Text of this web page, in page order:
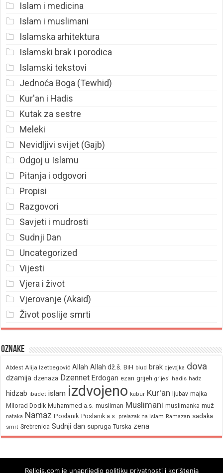
Islam i medicina
Islam i muslimani
Islamska arhitektura
Islamski brak i porodica
Islamski tekstovi
Jednoća Boga (Tewhid)
Kur'an i Hadis
Kutak za sestre
Meleki
Nevidljivi svijet (Gajb)
Odgoj u Islamu
Pitanja i odgovori
Propisi
Razgovori
Savjeti i mudrosti
Sudnji Dan
Uncategorized
Vijesti
Vjera i život
Vjerovanje (Akaid)
Život poslije smrti
Oznake
Abdest Alija Izetbegović Allah Allah dž.š. BiH blud brak djevojka dova
dzamija dzenaza Dzennet Erdogan ezan grijeh grijesi hadis hadz
hidzab ibadet islam izdvojeno kabur Kur'an ljubav majka
Milorad Dodik Muhammed a.s. musliman Muslimani muslimanka muž
nafaka Namaz Poslanik Poslanik a.s. prelazak na islam Ramazan sadaka
smrt Srebrenica Sudnji dan supruga Turska zena
Religis.com je unaprijedio politiku privatnosti i korištenja